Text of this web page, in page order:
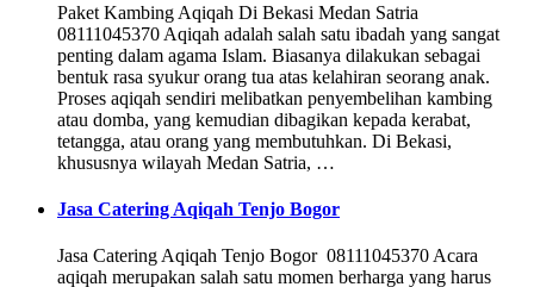
Paket Kambing Aqiqah Di Bekasi Medan Satria
08111045370 Aqiqah adalah salah satu ibadah yang sangat
penting dalam agama Islam. Biasanya dilakukan sebagai
bentuk rasa syukur orang tua atas kelahiran seorang anak.
Proses aqiqah sendiri melibatkan penyembelihan kambing
atau domba, yang kemudian dibagikan kepada kerabat,
tetangga, atau orang yang membutuhkan. Di Bekasi,
khususnya wilayah Medan Satria, …
Jasa Catering Aqiqah Tenjo Bogor
Jasa Catering Aqiqah Tenjo Bogor 08111045370 Acara
aqiqah merupakan salah satu momen berharga yang harus